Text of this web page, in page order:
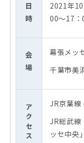
日
時
2021年
00～17：
会
場
幕張メッ
千葉市美
ア
ク
セ
ス
JR京葉線
JR総武線
ッセ中央